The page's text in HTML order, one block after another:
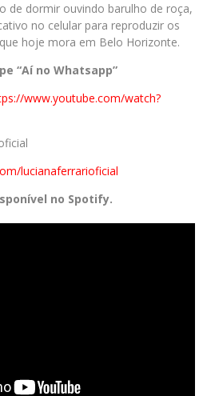
de dormir ouvindo barulho de roça,
no celular para reproduzir os
hoje mora em Belo Horizonte.
“Aí no Whatsapp”
www.youtube.com/watch?
lucianaferrarioficial
no Spotify.